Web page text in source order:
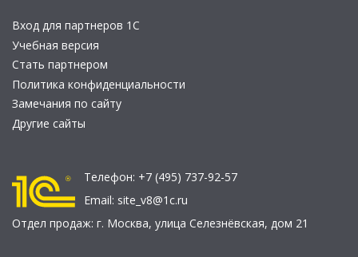
Вход для партнеров 1С
Учебная версия
Стать партнером
Политика конфиденциальности
Замечания по сайту
Другие сайты
Телефон: +7 (495) 737-92-57
Email: site_v8@1c.ru
Отдел продаж: г. Москва, улица Селезнёвская, дом 21